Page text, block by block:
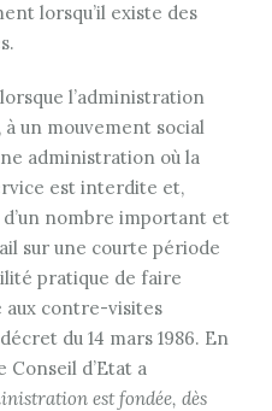
lorsqu’il existe des
l’administration
à un mouvement social
administration où la
est interdite et,
nombre important et
sur une courte période
pratique de faire
contre-visites
du 14 mars 1986. En
Conseil d’Etat a
est fondée, dès